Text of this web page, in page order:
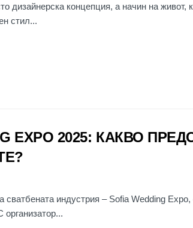
дизайнерска концепция, а начин на живот,
стил...
EXPO 2025: КАКВО
сватбената индустрия – Sofia Wedding